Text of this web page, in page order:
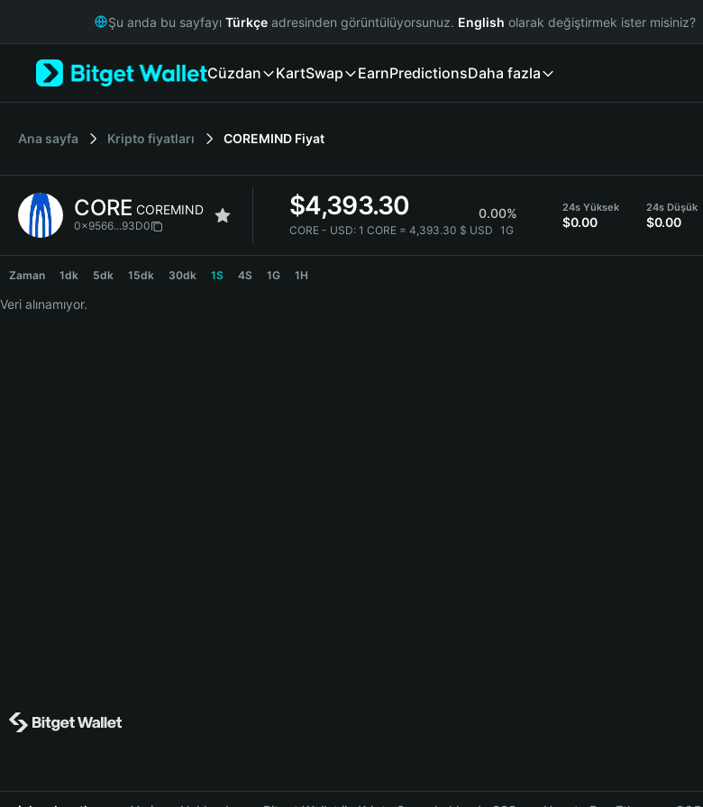
Русский
Italiano
简体中文
繁體中文
Bahasa Indonesia
हिन्दी
Şu anda bu sayfayı Türkçe adresinden görüntülüyorsunuz. English olarak değiştirmek ister misiniz?
Cüzdan KartSwap EarnPredictionsDaha fazla
Ana sayfa Kripto fiyatları COREMIND Fiyat
CORE COREMIND
0x9566...93D0
$4,393.30 0.00%
CORE - USD: 1 CORE = 4,393.30 $ USD 1G
24s Yüksek
$0.00
24s Düşük
$0.00
Zaman 1dk 5dk 15dk 30dk 1S 4S 1G 1H
Veri alınamıyor.